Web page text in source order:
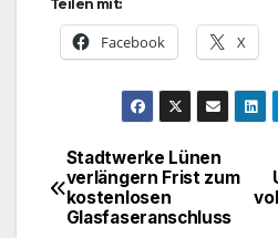
Teilen mit:
Facebook X
Stadtwerke Lünen
verlängern Frist zum
kostenlosen
Glasfaseranschluss